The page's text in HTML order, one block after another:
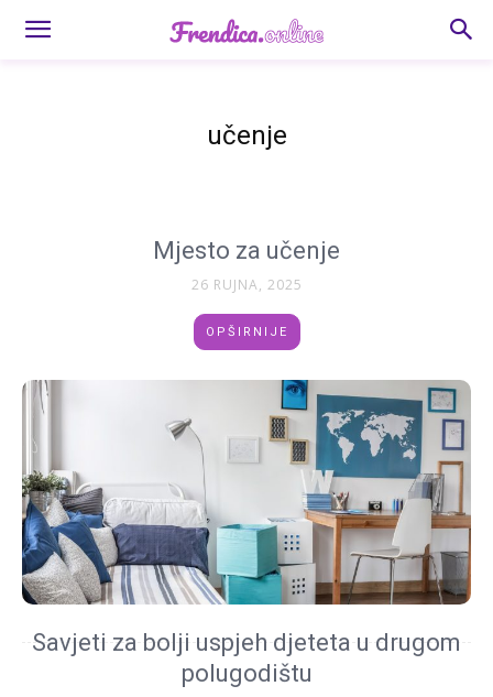
učenje
Mjesto za učenje
26 RUJNA, 2025
OPŠIRNIJE
Savjeti za bolji uspjeh djeteta u drugom
polugodištu